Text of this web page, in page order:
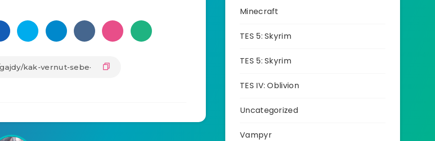
Minecraft
TES 5: Skyrim
TES 5: Skyrim
TES IV: Oblivion
Uncategorized
Vampyr